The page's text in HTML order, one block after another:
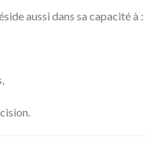
aussi dans sa capacité à :